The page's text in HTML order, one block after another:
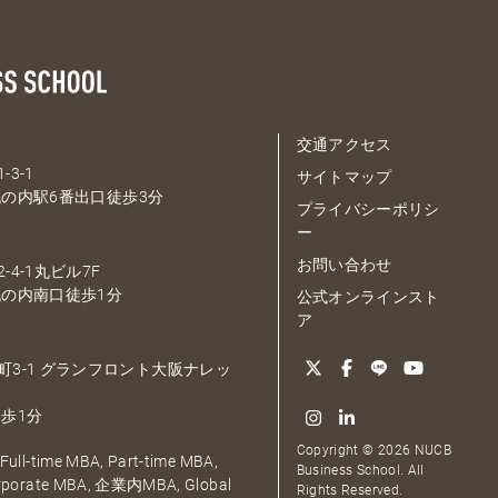
3-1
内駅6番出口徒歩3分
4-1丸ビル7F
内南口徒歩1分
3-1 グランフロント大阪ナレッ
1分
time MBA, Part-time MBA,
MBA, 企業内MBA, Global
交通アクセス
サイトマップ
プライバシーポリシ
ー
お問い合わせ
公式オンラインスト
ア
Copyright © 2026 NUCB
Business School. All
Rights Reserved.